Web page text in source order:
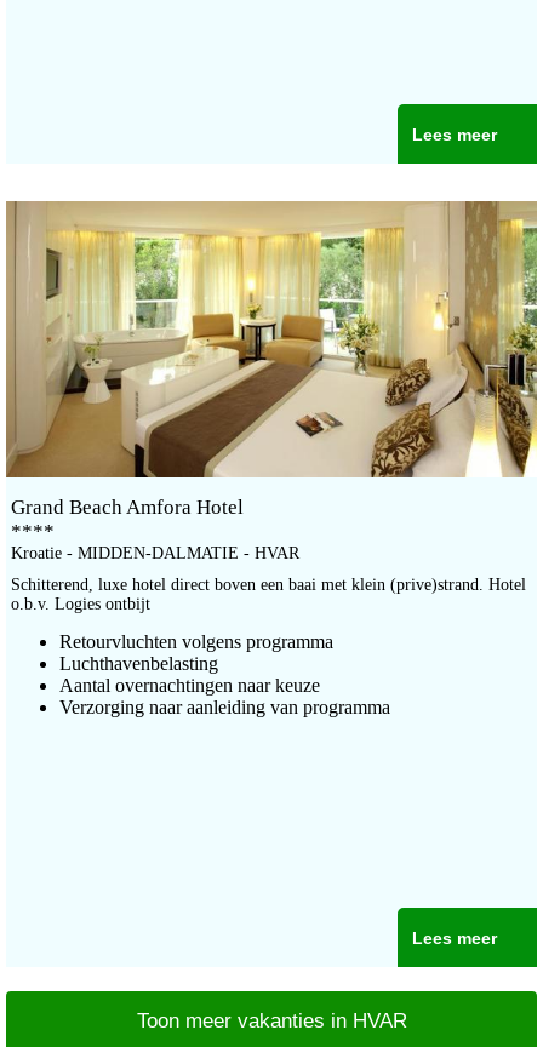
Lees meer
Grand Beach Amfora Hotel
****
Kroatie - MIDDEN-DALMATIE - HVAR
Schitterend, luxe hotel direct boven een baai met klein (prive)strand. Hotel
o.b.v. Logies ontbijt
Retourvluchten volgens programma
Luchthavenbelasting
Aantal overnachtingen naar keuze
Verzorging naar aanleiding van programma
Lees meer
Toon meer vakanties in HVAR